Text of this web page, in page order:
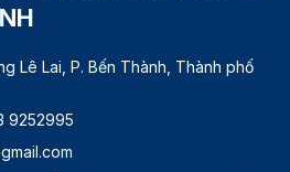
Lê Lai, P. Bến Thành, Thành phố
9252995